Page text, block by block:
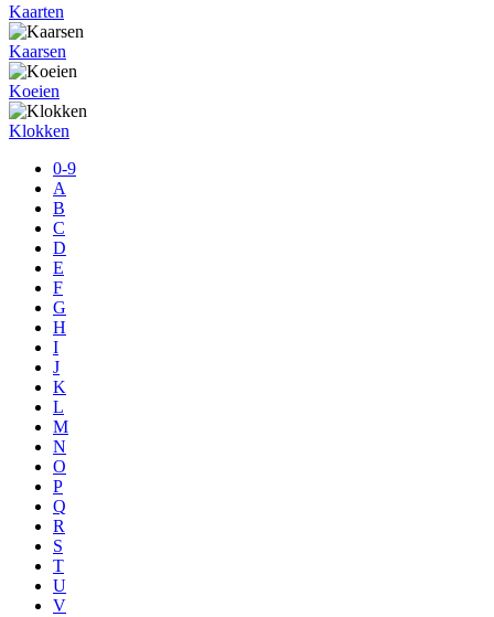
Kaarten
Kaarsen
Koeien
Klokken
0-9
A
B
C
D
E
F
G
H
I
J
K
L
M
N
O
P
Q
R
S
T
U
V